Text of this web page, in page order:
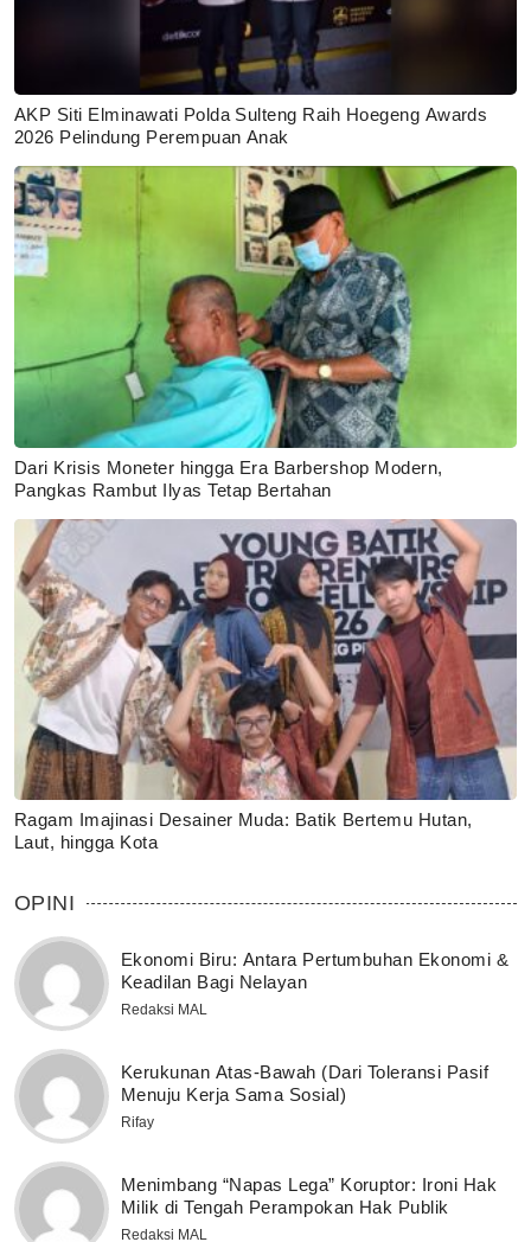
AKP Siti Elminawati Polda Sulteng Raih Hoegeng Awards
2026 Pelindung Perempuan Anak
Dari Krisis Moneter hingga Era Barbershop Modern,
Pangkas Rambut Ilyas Tetap Bertahan
Ragam Imajinasi Desainer Muda: Batik Bertemu Hutan,
Laut, hingga Kota
OPINI
Ekonomi Biru: Antara Pertumbuhan Ekonomi &
Keadilan Bagi Nelayan
Redaksi MAL
Kerukunan Atas-Bawah (Dari Toleransi Pasif
Menuju Kerja Sama Sosial)
Rifay
Menimbang “Napas Lega” Koruptor: Ironi Hak
Milik di Tengah Perampokan Hak Publik
Redaksi MAL